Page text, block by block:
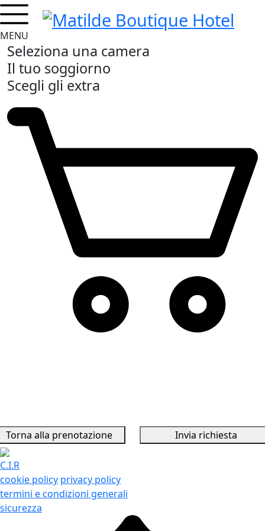
MENU
Seleziona una camera
Il tuo soggiorno
Scegli gli extra
Torna alla prenotazione Invia richiesta
C.I.R
cookie policy privacy policy
termini e condizioni generali
sicurezza